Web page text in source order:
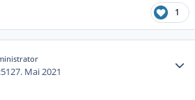
1
27. Mai 2021